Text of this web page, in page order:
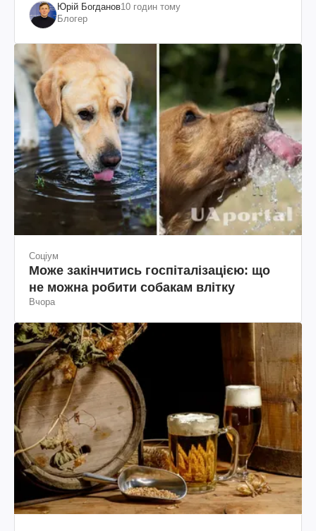
Юрій Богданов10 годин тому
Блогер
Соціум
Може закінчитись госпіталізацією: що
не можна робити собакам влітку
Вчора